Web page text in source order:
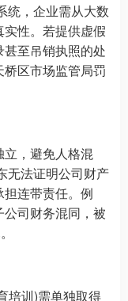
统，企业需从大数
性。若提供虚假
至吊销执照的处
区市场监管局罚
，避免人格混
无法证明公司财产
连带责任。例
司财务混同，被
培训)需单独取得